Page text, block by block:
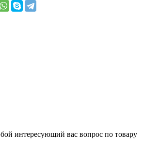
интересующий вас вопрос по товару